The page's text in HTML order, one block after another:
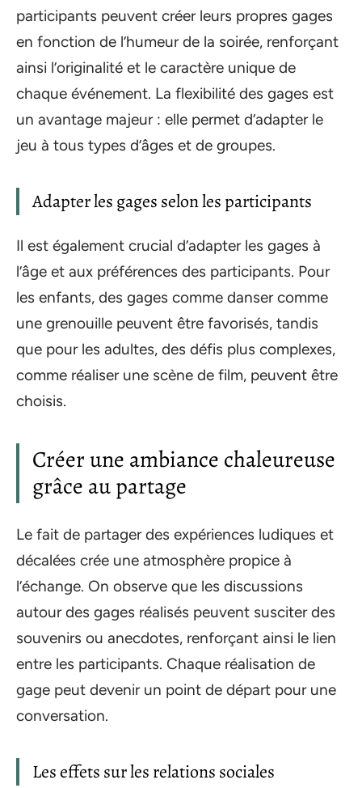
participants peuvent créer leurs propres gages
en fonction de l’humeur de la soirée, renforçant
ainsi l’originalité et le caractère unique de
chaque événement. La flexibilité des gages est
un avantage majeur : elle permet d’adapter le
jeu à tous types d’âges et de groupes.
Adapter les gages selon les participants
Il est également crucial d’adapter les gages à
l’âge et aux préférences des participants. Pour
les enfants, des gages comme danser comme
une grenouille peuvent être favorisés, tandis
que pour les adultes, des défis plus complexes,
comme réaliser une scène de film, peuvent être
choisis.
Créer une ambiance chaleureuse
grâce au partage
Le fait de partager des expériences ludiques et
décalées crée une atmosphère propice à
l’échange. On observe que les discussions
autour des gages réalisés peuvent susciter des
souvenirs ou anecdotes, renforçant ainsi le lien
entre les participants. Chaque réalisation de
gage peut devenir un point de départ pour une
conversation.
Les effets sur les relations sociales